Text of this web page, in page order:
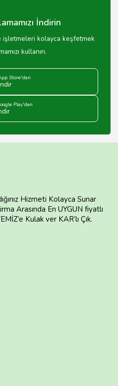
İndirin
işletmeleri kolayca keşfetmek
kullanın.
Store'dan
Play'den
Hizmeti Kolayca Sunar
Arasında En UYGUN fiyatlı
Kulak ver KAR’lı Çık.